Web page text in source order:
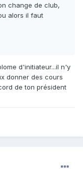
change de club,
alors il faut
d'initiateur...il n'y
donner des cours
de ton président